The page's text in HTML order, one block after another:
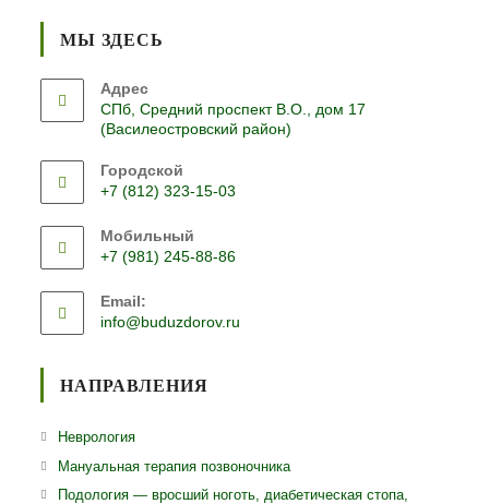
МЫ ЗДЕСЬ
Адрес
СПб, Средний проспект В.О., дом 17
(Василеостровский район)
Городской
+7 (812) 323-15-03
в
вашем
Мобильный
+7 (981) 245-88-86
в
вашем
Email:
info@buduzdorov.ru
НАПРАВЛЕНИЯ
НеврологияОткроется
в
Мануальная терапия позвоночникаОткроется
в
Подология — вросший ноготь, диабетическая стопа,